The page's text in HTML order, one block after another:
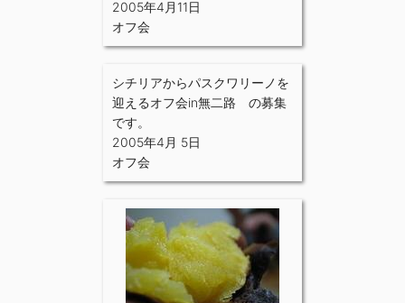
2005年4月11日
オフ会
シチリアからパスクワリーノを
迎えるオフ会in無二路 の募集
です。
2005年4月 5日
オフ会